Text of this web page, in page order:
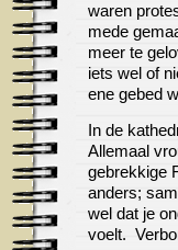
waren
mede
meer te
iets wel of
ene gebed
In de
Allemaal
gebrekkige
anders;
wel dat je
voelt.